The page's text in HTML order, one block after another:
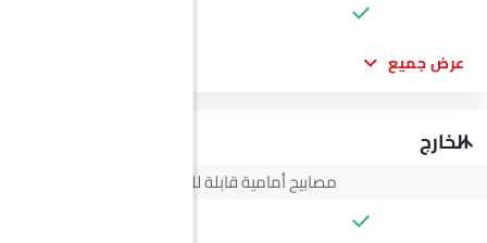
عرض جميع
الخارج
مصابيح أمامية قابلة للتعديل